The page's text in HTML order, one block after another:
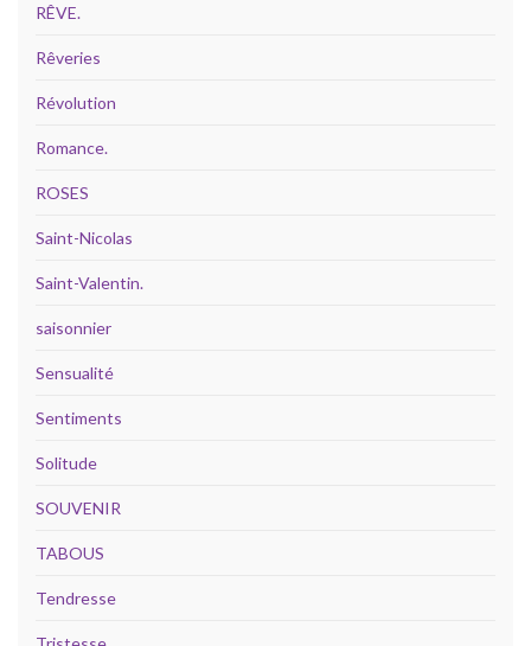
RÊVE.
Rêveries
Révolution
Romance.
ROSES
Saint-Nicolas
Saint-Valentin.
saisonnier
Sensualité
Sentiments
Solitude
SOUVENIR
TABOUS
Tendresse